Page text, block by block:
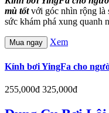
mù tốtvới góc nhìn rộng là
sức khám phá xung quanh
Mua ngay Xem
Kính bơi YingFa cho
255,000đ 325,000đ